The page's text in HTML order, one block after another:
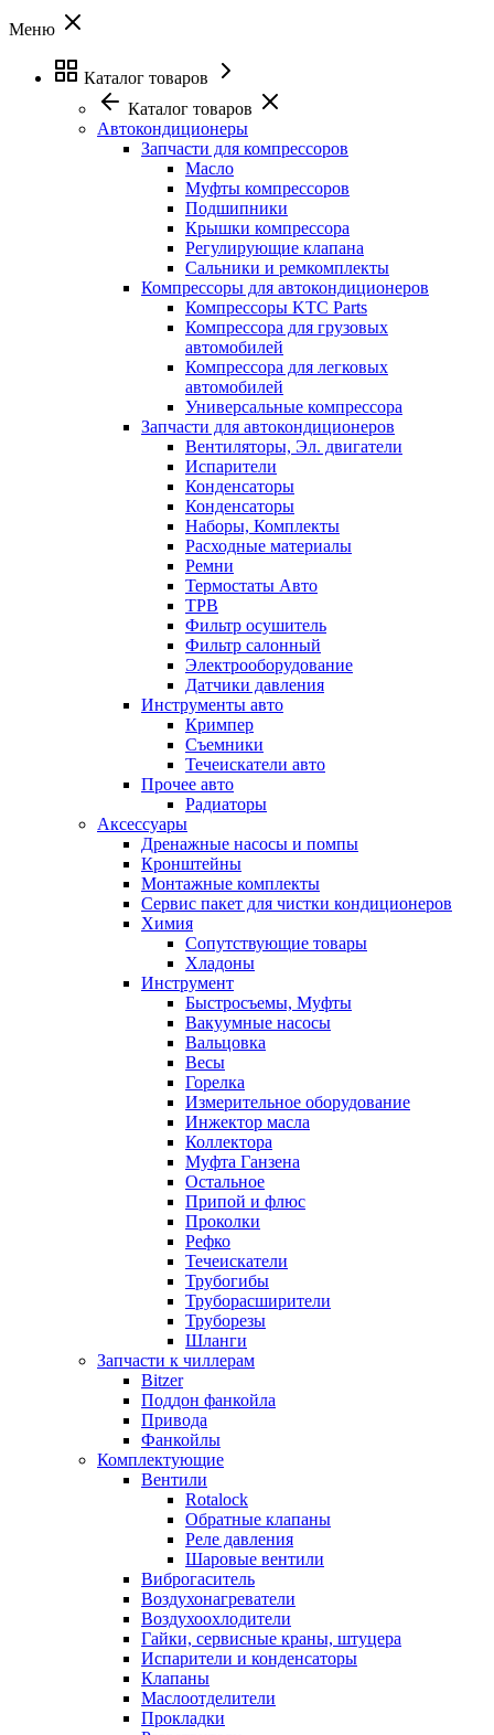
Меню
Каталог товаров
Каталог товаров
Автокондиционеры
Запчасти для компрессоров
Масло
Муфты компрессоров
Подшипники
Крышки компрессора
Регулирующие клапана
Сальники и ремкомплекты
Компрессоры для автокондиционеров
Компрессоры KTC Parts
Компрессора для грузовых
автомобилей
Компрессора для легковых
автомобилей
Универсальные компрессора
Запчасти для автокондиционеров
Вентиляторы, Эл. двигатели
Испарители
Конденсаторы
Конденсаторы
Наборы, Комплекты
Расходные материалы
Ремни
Термостаты Авто
ТРВ
Фильтр осушитель
Фильтр салонный
Электрооборудование
Датчики давления
Инструменты авто
Кримпер
Съемники
Течеискатели авто
Прочее авто
Радиаторы
Аксессуары
Дренажные насосы и помпы
Кронштейны
Монтажные комплекты
Сервис пакет для чистки кондиционеров
Химия
Сопутствующие товары
Хладоны
Инструмент
Быстросъемы, Муфты
Вакуумные насосы
Вальцовка
Весы
Горелка
Измерительное оборудование
Инжектор масла
Коллектора
Муфта Ганзена
Остальное
Припой и флюс
Проколки
Рефко
Течеискатели
Трубогибы
Труборасширители
Труборезы
Шланги
Запчасти к чиллерам
Bitzer
Поддон фанкойла
Привода
Фанкойлы
Комплектующие
Вентили
Rotalock
Обратные клапаны
Реле давления
Шаровые вентили
Виброгаситель
Воздухонагреватели
Воздухоохлодители
Гайки, сервисные краны, штуцера
Испарители и конденсаторы
Клапаны
Маслоотделители
Прокладки